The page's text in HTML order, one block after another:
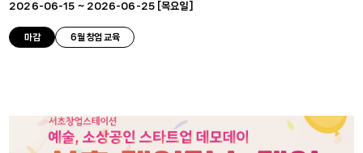
2026-06-15 ~ 2026-06-25 [목요일
마감 6월 창업 교육